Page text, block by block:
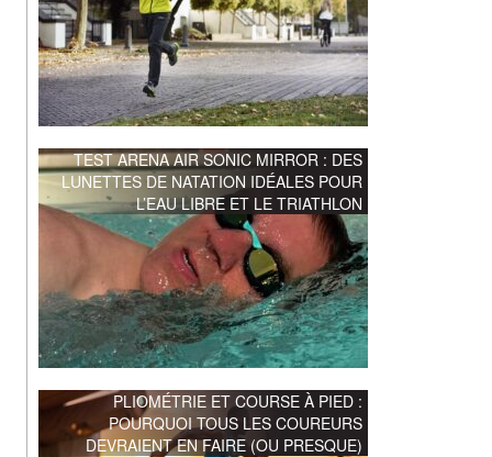
TEST ARENA AIR SONIC MIRROR : DES
LUNETTES DE NATATION IDÉALES POUR
L’EAU LIBRE ET LE TRIATHLON
PLIOMÉTRIE ET COURSE À PIED :
POURQUOI TOUS LES COUREURS
DEVRAIENT EN FAIRE (OU PRESQUE)